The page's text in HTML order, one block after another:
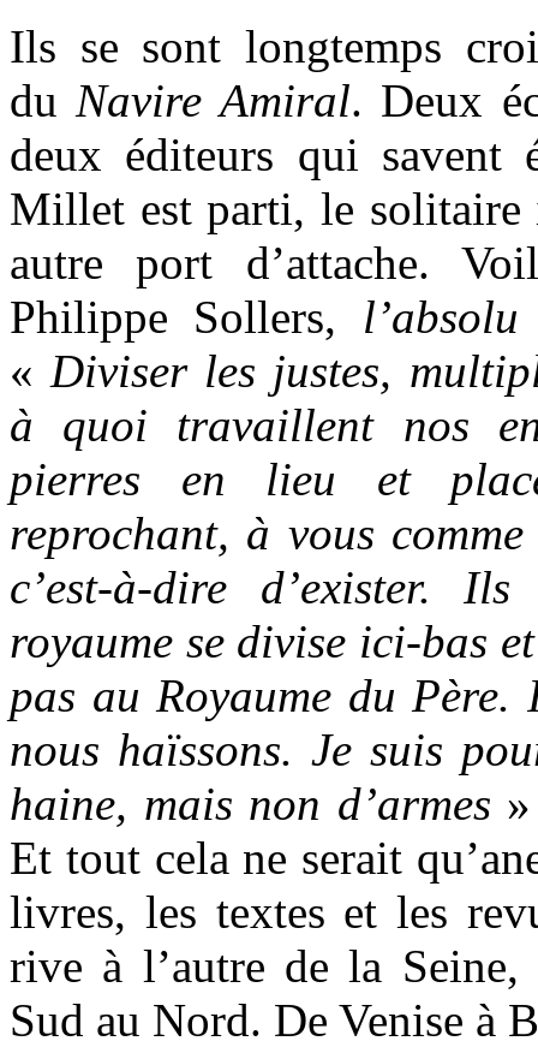
Ils se sont longtemps
duNavire Amiral. Deux
deux éditeurs qui savent
Millet est parti, le solitaire
autre port d’attache.
Philippe Sollers,
«Diviser les justes,
à quoi travaillent nos
pierres en lieu et
reprochant, à vous
c’est-à-dire d’exister.
royaume se divise ici-bas
pas au Royaume du Père.
nous haïssons. Je suis
haine, mais non d’armes
Et tout cela ne serait
livres, les textes et les
rive à l’autre de la
Sud au Nord. De Venise à